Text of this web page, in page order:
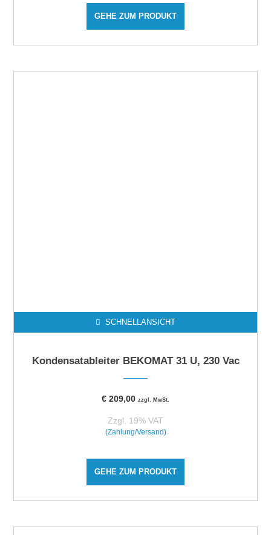
GEHE ZUM PRODUKT
SCHNELLANSICHT
Kondensatableiter BEKOMAT 31 U, 230 Vac
€ 209,00 zzgl. MwSt.
Zzgl. 19% VAT
(Zahlung/Versand)
GEHE ZUM PRODUKT